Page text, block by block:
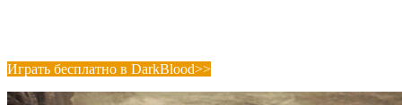
Играть бесплатно в DarkBlood>>